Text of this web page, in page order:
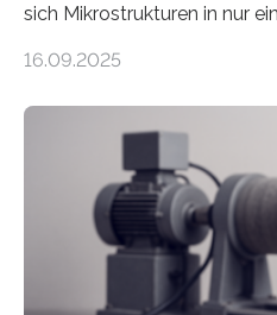
sich Mikrostrukturen in nur
zeitaufwändiges Abscannen
RWTH Aachen den Strahl
mithilfe eines Spatial Light
das gewünschte Muster
Werkstückoberfläche. Das
Bearbeitung deutlich und
für Branchen wie die stahl-
Industrie oder die
16.09.2025